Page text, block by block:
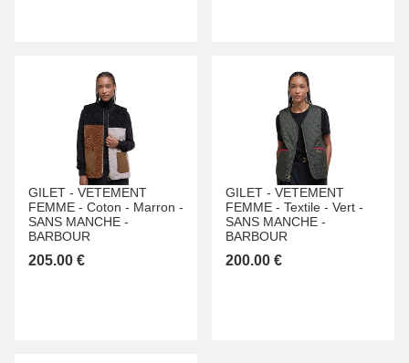
GILET - VETEMENT
FEMME - Coton - Marron -
SANS MANCHE -
BARBOUR
205.00 €
GILET - VETEMENT
FEMME - Textile - Vert -
SANS MANCHE -
BARBOUR
200.00 €